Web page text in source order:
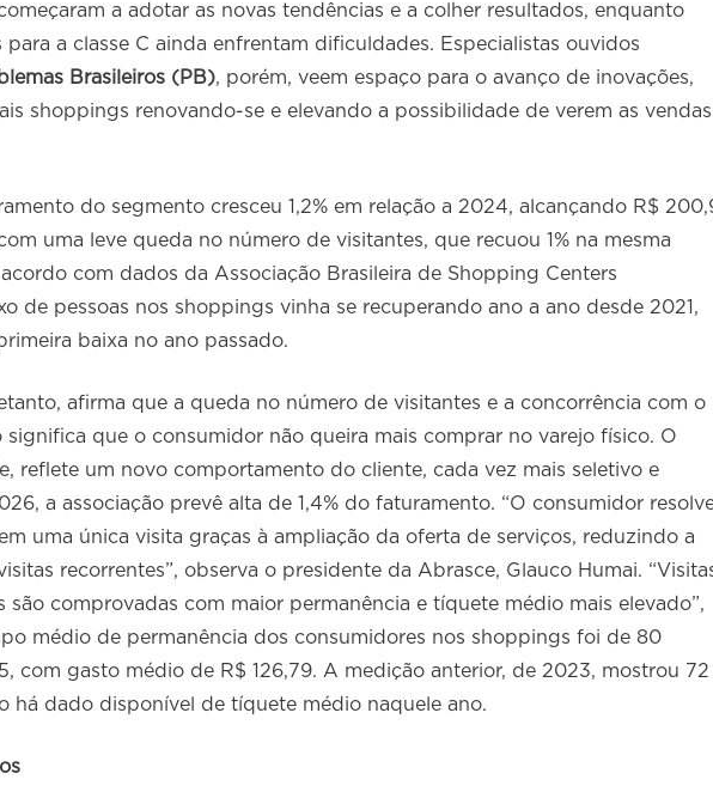
a adotar as novas tendências e a colher resultados, enquanto
para a classe C ainda enfrentam dificuldades. Especialistas ouvidos
Brasileiros (PB), porém, veem espaço para o avanço de inovações,
shoppings renovando-se e elevando a possibilidade de verem as vendas
do segmento cresceu 1,2% em relação a 2024, alcançando R$
uma leve queda no número de visitantes, que recuou 1% na mesma
com dados da Associação Brasileira de Shopping Centers
de pessoas nos shoppings vinha se recuperando ano a ano desde 2021,
baixa no ano passado.
afirma que a queda no número de visitantes e a concorrência com o
significa que o consumidor não queira mais comprar no varejo físico. O
reflete um novo comportamento do cliente, cada vez mais seletivo e
a associação prevê alta de 1,4% do faturamento. “O consumidor
uma única visita graças à ampliação da oferta de serviços, reduzindo a
recorrentes”, observa o presidente da Abrasce, Glauco Humai.
são comprovadas com maior permanência e tíquete médio mais elevado”,
médio de permanência dos consumidores nos shoppings foi de 80
com gasto médio de R$ 126,79. A medição anterior, de 2023, mostrou 72
há dado disponível de tíquete médio naquele ano.